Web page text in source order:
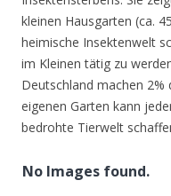
kleinen Hausgarten (ca.
heimische Insektenwelt
im Kleinen tätig zu
Deutschland machen
eigenen Garten kann
bedrohte Tierwelt
No Images found.